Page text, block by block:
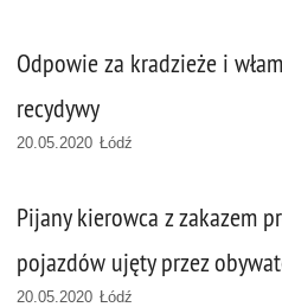
Odpowie za kradzieże i
recydywy
20.05.2020 Łódź
Pijany kierowca z zakazem
pojazdów ujęty przez
20.05.2020 Łódź